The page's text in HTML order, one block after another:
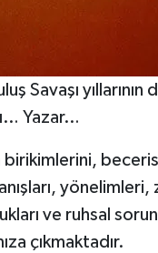
Savaşı yıllarının
Yazar…
birikimlerini,
yönelimleri,
ve ruhsal
çıkmaktadır.